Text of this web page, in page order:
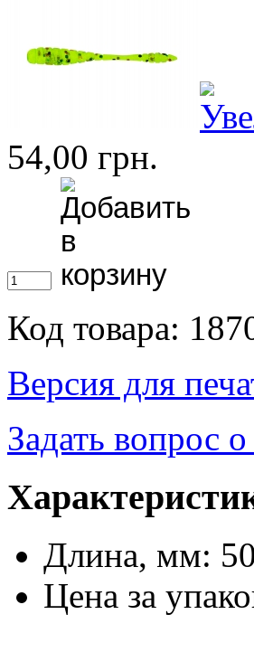
54,00 грн.
Код товара:
Версия для
Задать вопрос о
Длина, мм: 50
Цена за